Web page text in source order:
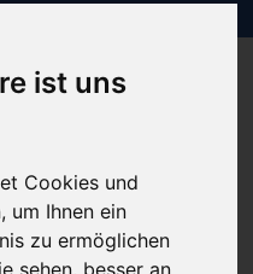
ist uns
Cookies und
um Ihnen ein
zu ermöglichen
ab